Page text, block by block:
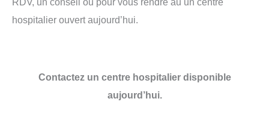
hospitalier ouvert aujourd’hui.
Contactez un centre hospitalier disponible
aujourd’hui.